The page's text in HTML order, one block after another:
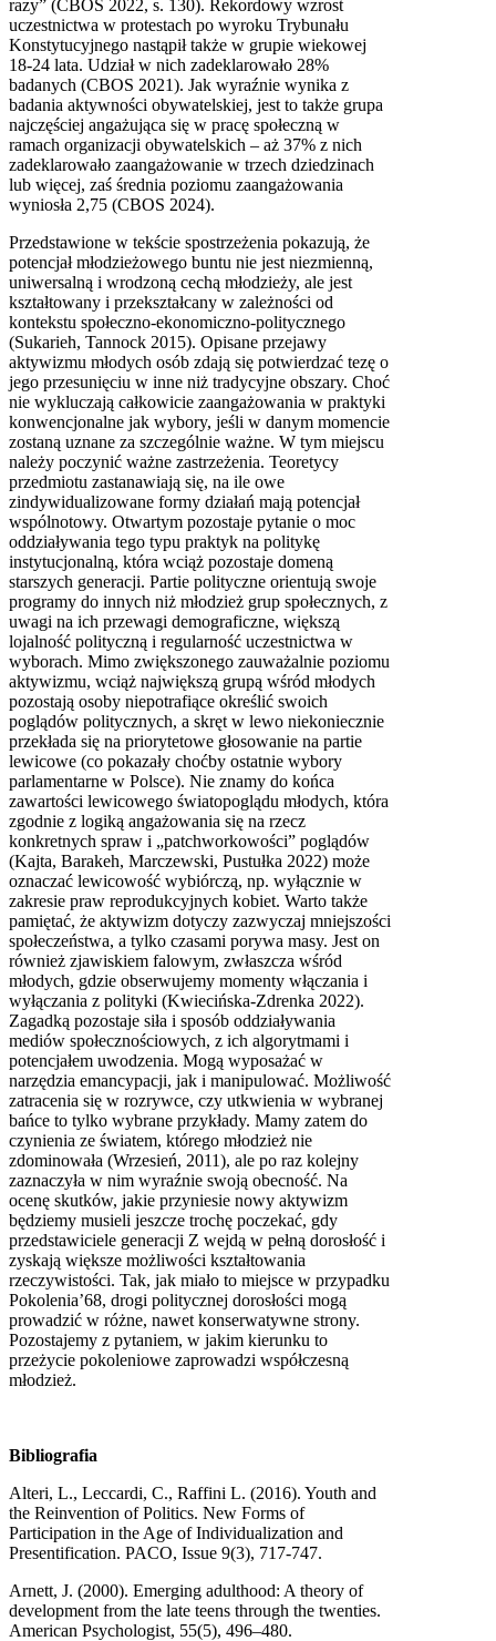
razy” (CBOS 2022, s. 130). Rekordowy wzrost
uczestnictwa w protestach po wyroku Trybunału
Konstytucyjnego nastąpił także w grupie wiekowej
18-24 lata. Udział w nich zadeklarowało 28%
badanych (CBOS 2021). Jak wyraźnie wynika z
badania aktywności obywatelskiej, jest to także grupa
najczęściej angażująca się w pracę społeczną w
ramach organizacji obywatelskich – aż 37% z nich
zadeklarowało zaangażowanie w trzech dziedzinach
lub więcej, zaś średnia poziomu zaangażowania
wyniosła 2,75 (CBOS 2024).
Przedstawione w tekście spostrzeżenia pokazują, że
potencjał młodzieżowego buntu nie jest niezmienną,
uniwersalną i wrodzoną cechą młodzieży, ale jest
kształtowany i przekształcany w zależności od
kontekstu społeczno-ekonomiczno-politycznego
(Sukarieh, Tannock 2015). Opisane przejawy
aktywizmu młodych osób zdają się potwierdzać tezę o
jego przesunięciu w inne niż tradycyjne obszary. Choć
nie wykluczają całkowicie zaangażowania w praktyki
konwencjonalne jak wybory, jeśli w danym momencie
zostaną uznane za szczególnie ważne. W tym miejscu
należy poczynić ważne zastrzeżenia. Teoretycy
przedmiotu zastanawiają się, na ile owe
zindywidualizowane formy działań mają potencjał
wspólnotowy. Otwartym pozostaje pytanie o moc
oddziaływania tego typu praktyk na politykę
instytucjonalną, która wciąż pozostaje domeną
starszych generacji. Partie polityczne orientują swoje
programy do innych niż młodzież grup społecznych, z
uwagi na ich przewagi demograficzne, większą
lojalność polityczną i regularność uczestnictwa w
wyborach. Mimo zwiększonego zauważalnie poziomu
aktywizmu, wciąż największą grupą wśród młodych
pozostają osoby niepotrafiące określić swoich
poglądów politycznych, a skręt w lewo niekoniecznie
przekłada się na priorytetowe głosowanie na partie
lewicowe (co pokazały choćby ostatnie wybory
parlamentarne w Polsce). Nie znamy do końca
zawartości lewicowego światopoglądu młodych, która
zgodnie z logiką angażowania się na rzecz
konkretnych spraw i „patchworkowości” poglądów
(Kajta, Barakeh, Marczewski, Pustułka 2022) może
oznaczać lewicowość wybiórczą, np. wyłącznie w
zakresie praw reprodukcyjnych kobiet. Warto także
pamiętać, że aktywizm dotyczy zazwyczaj mniejszości
społeczeństwa, a tylko czasami porywa masy. Jest on
również zjawiskiem falowym, zwłaszcza wśród
młodych, gdzie obserwujemy momenty włączania i
wyłączania z polityki (Kwiecińska-Zdrenka 2022).
Zagadką pozostaje siła i sposób oddziaływania
mediów społecznościowych, z ich algorytmami i
potencjałem uwodzenia. Mogą wyposażać w
narzędzia emancypacji, jak i manipulować. Możliwość
zatracenia się w rozrywce, czy utkwienia w wybranej
bańce to tylko wybrane przykłady. Mamy zatem do
czynienia ze światem, którego młodzież nie
zdominowała (Wrzesień, 2011), ale po raz kolejny
zaznaczyła w nim wyraźnie swoją obecność. Na
ocenę skutków, jakie przyniesie nowy aktywizm
będziemy musieli jeszcze trochę poczekać, gdy
przedstawiciele generacji Z wejdą w pełną dorosłość i
zyskają większe możliwości kształtowania
rzeczywistości. Tak, jak miało to miejsce w przypadku
Pokolenia’68, drogi politycznej dorosłości mogą
prowadzić w różne, nawet konserwatywne strony.
Pozostajemy z pytaniem, w jakim kierunku to
przeżycie pokoleniowe zaprowadzi współczesną
młodzież.
Bibliografia
Alteri, L., Leccardi, C., Raffini L. (2016). Youth and
the Reinvention of Politics. New Forms of
Participation in the Age of Individualization and
Presentification. PACO, Issue 9(3), 717-747.
Arnett, J. (2000). Emerging adulthood: A theory of
development from the late teens through the twenties.
American Psychologist, 55(5), 496–480.